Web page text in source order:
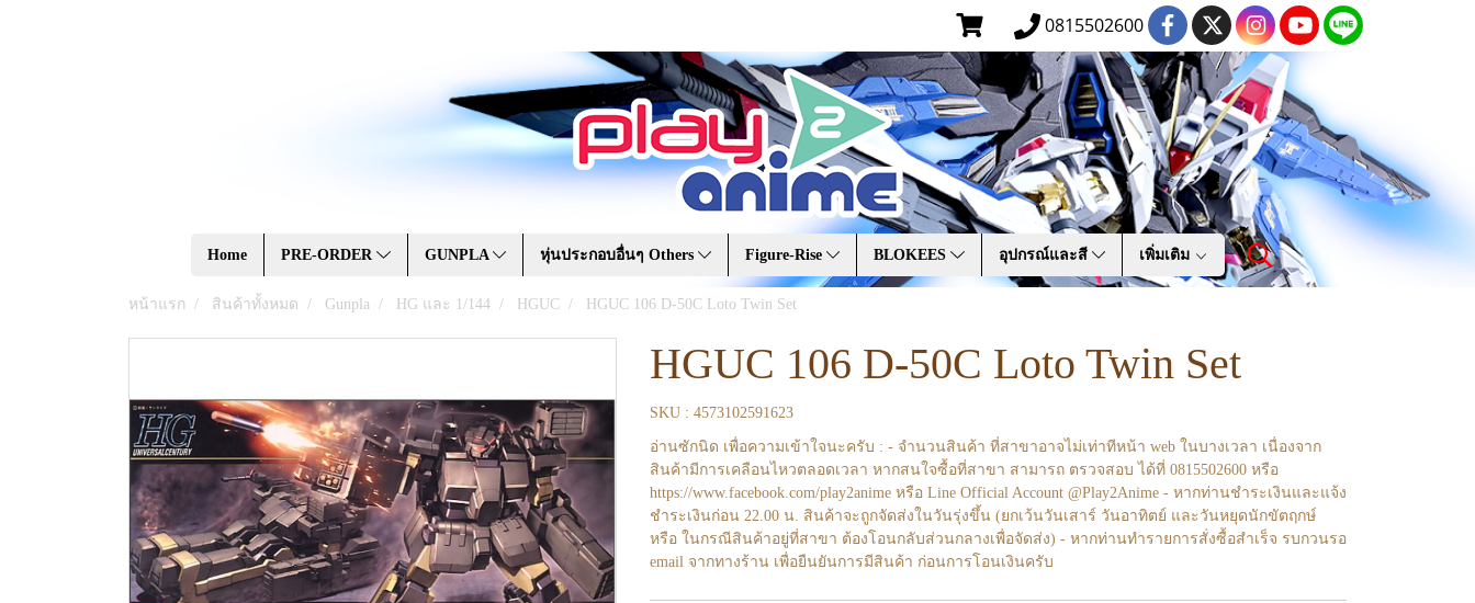
0815502600
Home PRE-ORDER GUNPLA หุ่นประกอบอื่นๆ Others Figure-Rise BLOKEES อุปกรณ์และสี เพิ่มเติม
หน้าแรก สินค้าทั้งหมด Gunpla HG และ 1/144 HGUC HGUC 106 D-50C Loto Twin Set
HGUC 106 D-50C Loto Twin Set
SKU : 4573102591623
อ่านซักนิด เพื่อความเข้าใจนะครับ : - จำนวนสินค้า ที่สาขาอาจไม่เท่าทีหน้า web ในบางเวลา เนื่องจาก
สินค้ามีการเคลือนไหวตลอดเวลา หากสนใจซื้อที่สาขา สามารถ ตรวจสอบ ได้ที่ 0815502600 หรือ
https://www.facebook.com/play2anime หรือ Line Official Account @Play2Anime - หากท่านชำระเงินและแจ้ง
ชำระเงินก่อน 22.00 น. สินค้าจะถูกจัดส่งในวันรุ่งขึ้น (ยกเว้นวันเสาร์ วันอาทิตย์ และวันหยุดนักขัตฤกษ์
หรือ ในกรณีสินค้าอยู่ที่สาขา ต้องโอนกลับส่วนกลางเพื่อจัดส่ง) - หากท่านทำรายการสั่งซื้อสำเร็จ รบกวนรอ
email จากทางร้าน เพื่อยืนยันการมีสินค้า ก่อนการโอนเงินครับ